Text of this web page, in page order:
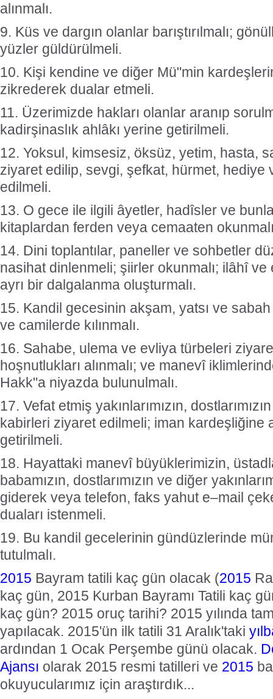
alınmalı.
9. Küs ve dargın olanlar barıştırılmalı;
yüzler güldürülmeli.
10. Kişi kendine ve diğer Mü"min
zikrederek dualar etmeli.
11. Üzerimizde hakları olanlar aranıp
kadirşinaslık ahlâkı yerine getirilmeli.
12. Yoksul, kimsesiz, öksüz, yetim, hasta,
ziyaret edilip, sevgi, şefkat, hürmet, hediye
edilmeli.
13. O gece ile ilgili âyetler, hadîsler ve
kitaplardan ferden veya cemaaten
14. Dini toplantılar, paneller ve sohbetler
nasihat dinlenmeli; şiirler okunmalı; ilâhî
ayrı bir dalgalanma oluşturmalı.
15. Kandil gecesinin akşam, yatsı ve
ve camilerde kılınmalı.
16. Sahabe, ulema ve evliya türbeleri
hoşnutlukları alınmalı; ve manevî
Hakk"a niyazda bulunulmalı.
17. Vefat etmiş yakınlarımızın,
kabirleri ziyaret edilmeli; iman kardeşliğine
getirilmeli.
18. Hayattaki manevî büyüklerimizin,
babamızın, dostlarımızın ve diğer
giderek veya telefon, faks yahut e–mail
duaları istenmeli.
19. Bu kandil gecelerinin gündüzlerinde
tutulmalı.
2015 Bayram tatili kaç gün olacak (2015
kaç gün, 2015 Kurban Bayramı Tatili kaç
kaç gün? 2015 oruç tarihi? 2015 yılında
yapılacak. 2015'ün ilk tatili 31 Aralık'taki
ardından 1 Ocak Perşembe günü olacak.
Ajansı olarak 2015 resmi tatilleri ve 2015
okuyucularımız için araştırdık...